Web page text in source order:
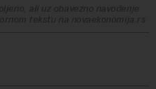
ali uz obavezno navođenje
tekstu na novaekonomija.rs